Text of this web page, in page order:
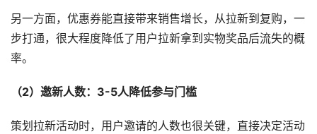
另一方面，优惠券能直接带来销售增长，从拉新到复购，一
步打通，很大程度降低了用户拉新拿到实物奖品后流失的概
率。
（2）邀新人数：3-5人降低参与门槛
策划拉新活动时，用户邀请的人数也很关键，直接决定活动